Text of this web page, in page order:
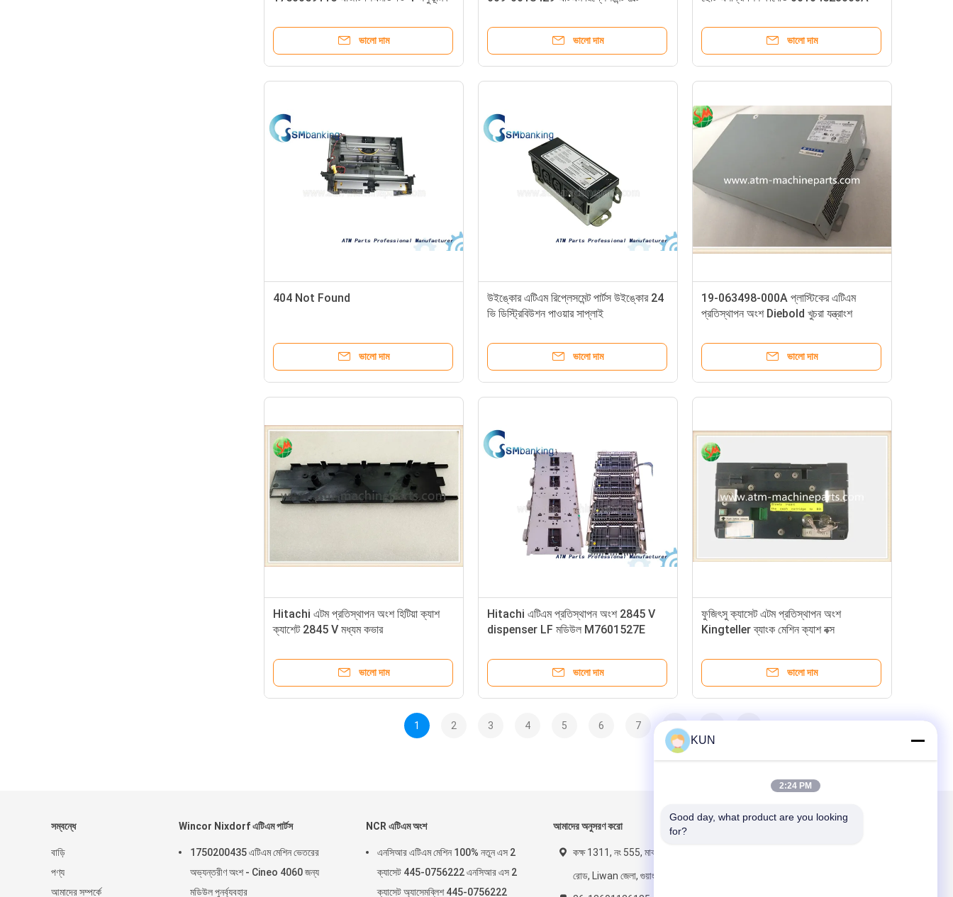
1750059116
ভালো দাম ভালো দাম ভালো দাম
404 Not Found
ভালো দাম
উইঙ্কোর এটিএম রিপ্লেসমেন্ট পার্টস উইঙ্কোর 24
ভি ডিস্ট্রিবিউশন পাওয়ার সাপ্লাই
ভালো দাম
19-063498-000A প্লাস্টিকের এটিএম
প্রতিস্থাপন অংশ Diebold খুচরা যন্ত্রাংশ
ভালো দাম
Hitachi এটম প্রতিস্থাপন অংশ হিটিয়া ক্যাশ
ক্যাশেট 2845 V মধ্যম কভার
ভালো দাম
Hitachi এটিএম প্রতিস্থাপন অংশ 2845 V
dispenser LF মডিউল M7601527E
ভালো দাম
ফুজিৎসু ক্যাসেট এটম প্রতিস্থাপন অংশ
Kingteller ব্যাংক মেশিন ক্যাশ বক্স
ভালো দাম
1 2 3 4 5 6 7
সম্বন্ধে
বাড়ি
পণ্য
আমাদের সম্পর্কে
Wincor Nixdorf এটিএম পার্টস
1750200435 এটিএম মেশিন ভেতরের
অভ্যন্তরীণ অংশ - Cineo 4060 জন্য
মডিউল পুনর্ব্যবহার
NCR এটিএম অংশ
এনসিআর এটিএম মেশিন 100% নতুন এস 2
ক্যাসেট 445-0756222 এনসিআর এস 2
ক্যাসেট অ্যাসেমব্লিশ 445-0756222
আমাদের অনুসরণ করো
কক্ষ 1311, নং 555, মাঝারি রেনমিন
রোড, Liwan জেলা, গুয়াংজু, চীন
আমাদের মেইল ​​করুন
KUN
2:24 PM
Good day, what product are you looking
for?